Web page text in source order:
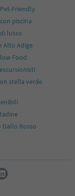
Friendly
piscina
lusso
Alto Adige
Food
stella verde
Rosso